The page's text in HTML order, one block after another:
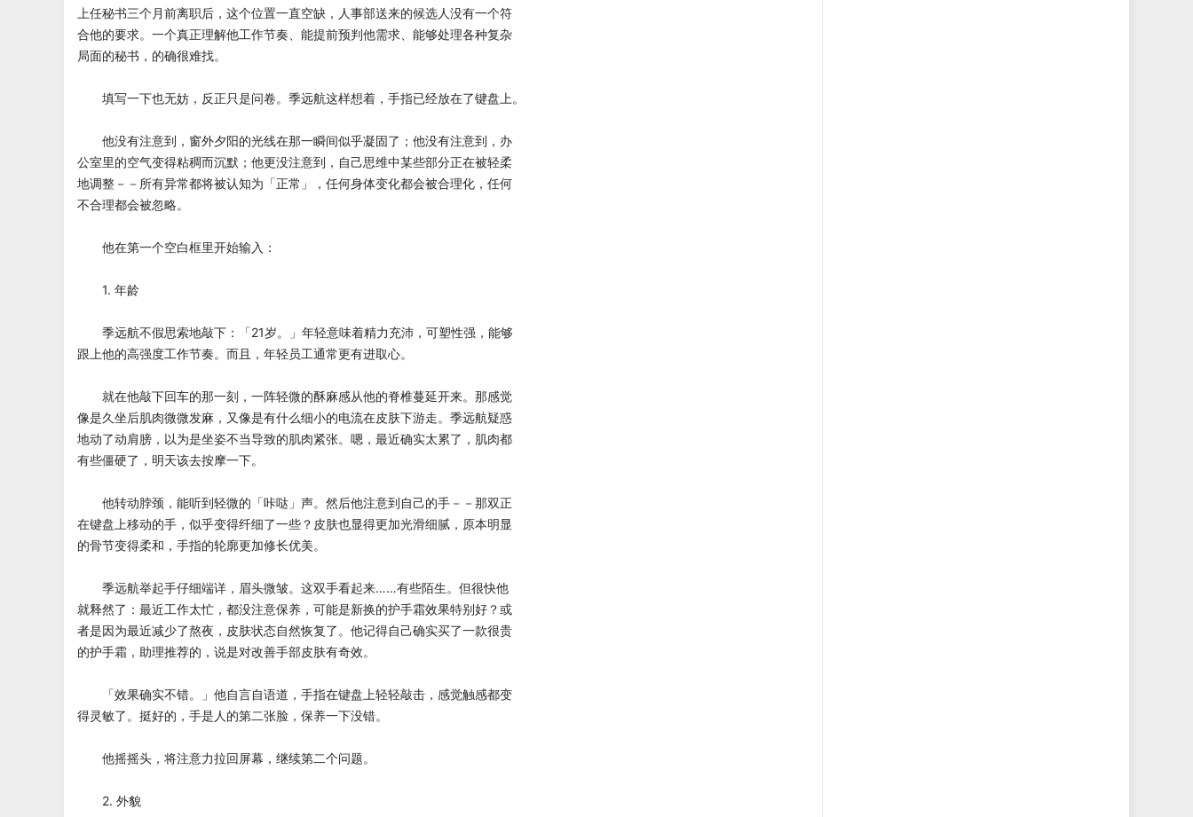
上任秘书三个月前离职后，这个位置一直空缺，人事部送来的候选人没有一个符
合他的要求。一个真正理解他工作节奏、能提前预判他需求、能够处理各种复杂
局面的秘书，的确很难找。
填写一下也无妨，反正只是问卷。季远航这样想着，手指已经放在了键盘上。
他没有注意到，窗外夕阳的光线在那一瞬间似乎凝固了；他没有注意到，办
公室里的空气变得粘稠而沉默；他更没注意到，自己思维中某些部分正在被轻柔
地调整－－所有异常都将被认知为「正常」，任何身体变化都会被合理化，任何
不合理都会被忽略。
他在第一个空白框里开始输入：
1. 年龄
季远航不假思索地敲下：「21岁。」年轻意味着精力充沛，可塑性强，能够
跟上他的高强度工作节奏。而且，年轻员工通常更有进取心。
就在他敲下回车的那一刻，一阵轻微的酥麻感从他的脊椎蔓延开来。那感觉
像是久坐后肌肉微微发麻，又像是有什么细小的电流在皮肤下游走。季远航疑惑
地动了动肩膀，以为是坐姿不当导致的肌肉紧张。嗯，最近确实太累了，肌肉都
有些僵硬了，明天该去按摩一下。
他转动脖颈，能听到轻微的「咔哒」声。然后他注意到自己的手－－那双正
在键盘上移动的手，似乎变得纤细了一些？皮肤也显得更加光滑细腻，原本明显
的骨节变得柔和，手指的轮廓更加修长优美。
季远航举起手仔细端详，眉头微皱。这双手看起来……有些陌生。但很快他
就释然了：最近工作太忙，都没注意保养，可能是新换的护手霜效果特别好？或
者是因为最近减少了熬夜，皮肤状态自然恢复了。他记得自己确实买了一款很贵
的护手霜，助理推荐的，说是对改善手部皮肤有奇效。
「效果确实不错。」他自言自语道，手指在键盘上轻轻敲击，感觉触感都变
得灵敏了。挺好的，手是人的第二张脸，保养一下没错。
他摇摇头，将注意力拉回屏幕，继续第二个问题。
2. 外貌